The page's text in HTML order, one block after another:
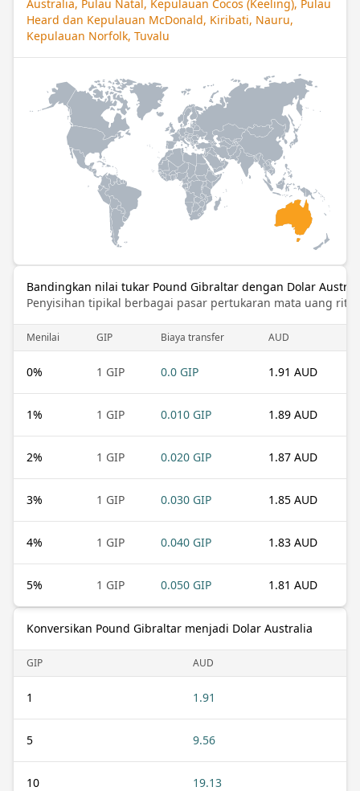
Australia, Pulau Natal, Kepulauan Cocos (Keeling), Pulau
Heard dan Kepulauan McDonald, Kiribati, Nauru,
Kepulauan Norfolk, Tuvalu
Bandingkan nilai tukar Pound Gibraltar dengan Dolar
Penyisihan tipikal berbagai pasar pertukaran mata uang ritel
Menilai GIP Biaya transfer AUD
0% 1 GIP 0.0 GIP 1.91 AUD
1% 1 GIP 0.010 GIP 1.89 AUD
2% 1 GIP 0.020 GIP 1.87 AUD
3% 1 GIP 0.030 GIP 1.85 AUD
4% 1 GIP 0.040 GIP 1.83 AUD
5% 1 GIP 0.050 GIP 1.81 AUD
Konversikan Pound Gibraltar menjadi Dolar Australia
GIP AUD
1 1.91
5 9.56
10 19.13